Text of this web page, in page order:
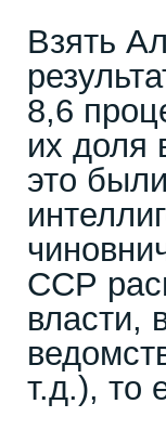
Взять
8,6
их доля
это
ССР
власти,
т.д.), то